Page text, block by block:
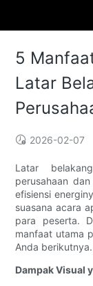
5
Latar
2026-02-07
Latar
perusahaan
efisiensi
suasana acara
para peserta.
manfaat utama
Anda berikutnya.
Dampak Visual